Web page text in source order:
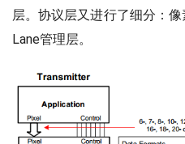
层。协议层又进行了细分：像
Lane管理层。